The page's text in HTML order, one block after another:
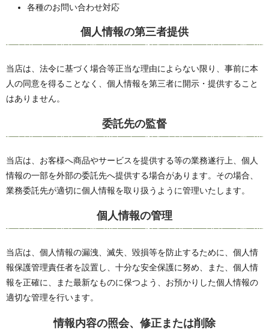
各種のお問い合わせ対応
個人情報の第三者提供
当店は、法令に基づく場合等正当な理由によらない限り、事前に本
人の同意を得ることなく、個人情報を第三者に開示・提供すること
はありません。
委託先の監督
当店は、お客様へ商品やサービスを提供する等の業務遂行上、個人
情報の一部を外部の委託先へ提供する場合があります。その場合、
業務委託先が適切に個人情報を取り扱うように管理いたします。
個人情報の管理
当店は、個人情報の漏洩、滅失、毀損等を防止するために、個人情
報保護管理責任者を設置し、十分な安全保護に努め、また、個人情
報を正確に、また最新なものに保つよう、お預かりした個人情報の
適切な管理を行います。
情報内容の照会、修正または削除